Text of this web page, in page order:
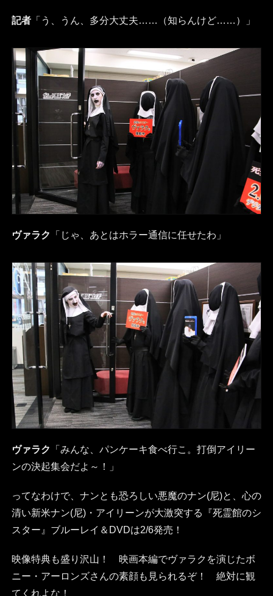
記者「う、うん、多分大丈夫……（知らんけど……）」
ヴァラク 「じゃ、あとはホラー通信に任せたわ」
ヴァラク
「みんな、パンケーキ食べ行こ。打倒アイリー
ンの決起集会だよ～！」
ってなわけで、ナンとも恐ろしい悪魔のナン(尼)と、心の
清い新米ナン(尼)・アイリーンが大激突する『死霊館のシ
スター』ブルーレイ＆DVDは2/6発売！
映像特典も盛り沢山！ 映画本編でヴァラクを演じたボ
ニー・アーロンズさんの素顔も見られるぞ！ 絶対に観
てくれよな！